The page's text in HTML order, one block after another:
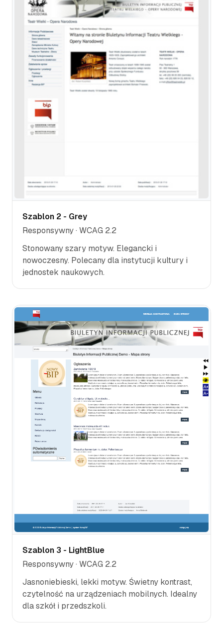
Szablon 2 - Grey
Responsywny · WCAG 2.2
Stonowany szary motyw. Elegancki i
nowoczesny. Polecany dla instytucji kultury i
jednostek naukowych.
Szablon 3 - LightBlue
Responsywny · WCAG 2.2
Jasnoniebieski, lekki motyw. Świetny kontrast,
czytelność na urządzeniach mobilnych. Idealny
dla szkół i przedszkoli.